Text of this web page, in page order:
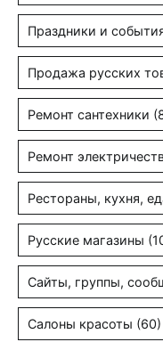
Праздники и
Продажа русских
Ремонт сантехники
Ремонт
Рестораны, кухня,
Русские магазины
Сайты, группы,
Салоны красоты (60)